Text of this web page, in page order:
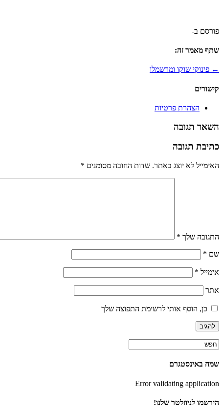
פורסם ב-
שתף מאמר זה:
← פינוקי שוקו ומרשמלו
קישורים
הצהרת פרטיות
השאר תגובה
כתיבת תגובה
האימייל לא יוצג באתר. שדות החובה מסומנים *
התגובה שלך *
שם *
אימייל *
אתר
כן, הוסף אותי לרשימת התפוצה שלך
שמח באינסטגרם
Error validating application
הירשמו לניוזלטר שלנו!